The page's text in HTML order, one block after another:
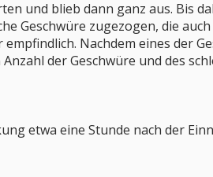
und blieb dann ganz aus. Bis
Geschwüre zugezogen, die
Nachdem eines der
der Geschwüre und des
etwa eine Stunde nach der